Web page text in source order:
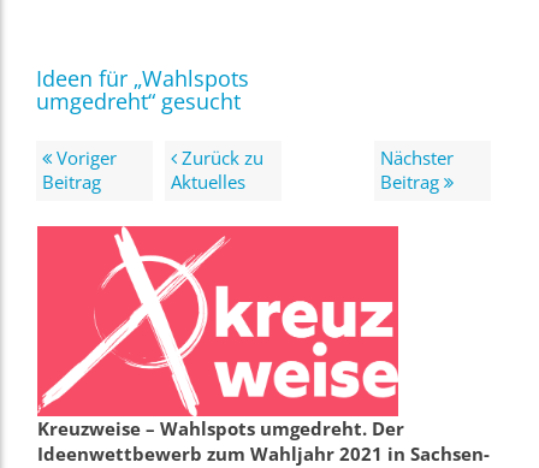
Ideen für „Wahlspots
umgedreht“ gesucht
Voriger
Beitrag
Zurück zu
Aktuelles
Nächster
Beitrag
Kreuzweise – Wahlspots umgedreht. Der
Ideenwettbewerb zum Wahljahr 2021 in Sachsen-